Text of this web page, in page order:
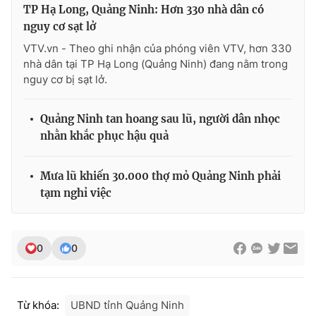
THỜI BÁO VTV
Theo dõi báo trên
Cơ quan chủ quản:Đài Truyền hình Việt Nam
Cơ quan báo chí:Thời báo VTV
Tổng Biên tập:
Tổng đài VTV:024.38 355 931 - 024.38 355 932
TP Hạ Long, Quảng Ninh: Hơn 330 nhà dân có
nguy cơ sạt lở
VTV.vn - Theo ghi nhận của phóng viên VTV, hơn 330
nhà dân tại TP Hạ Long (Quảng Ninh) đang nằm trong
nguy cơ bị sạt lở.
Quảng Ninh tan hoang sau lũ, người dân nhọc
nhằn khắc phục hậu quả
Mưa lũ khiến 30.000 thợ mỏ Quảng Ninh phải
tạm nghỉ việc
0 0
Từ khóa: UBND tỉnh Quảng Ninh